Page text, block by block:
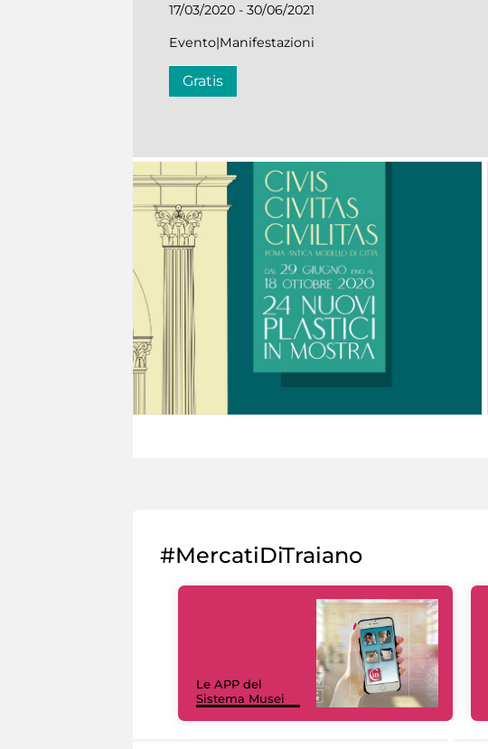
17/03/2020 - 30/06/2021
Evento|Manifestazioni
Gratis
#MercatiDiTraiano
Le APP del
Sistema Musei